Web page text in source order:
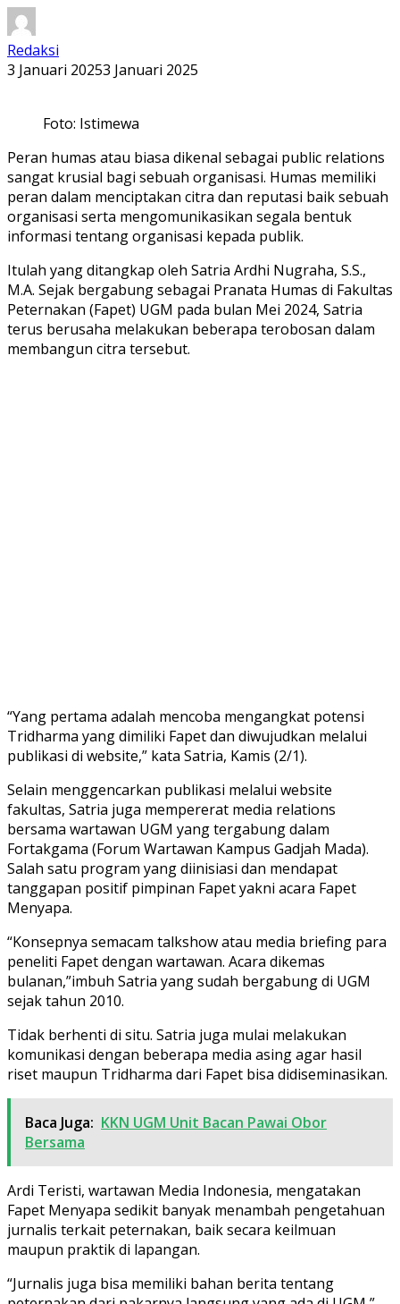
Redaksi
3 Januari 20253 Januari 2025
Foto: Istimewa
Peran humas atau biasa dikenal sebagai public relations
sangat krusial bagi sebuah organisasi. Humas memiliki
peran dalam menciptakan citra dan reputasi baik sebuah
organisasi serta mengomunikasikan segala bentuk
informasi tentang organisasi kepada publik.
Itulah yang ditangkap oleh Satria Ardhi Nugraha, S.S.,
M.A. Sejak bergabung sebagai Pranata Humas di Fakultas
Peternakan (Fapet) UGM pada bulan Mei 2024, Satria
terus berusaha melakukan beberapa terobosan dalam
membangun citra tersebut.
“Yang pertama adalah mencoba mengangkat potensi
Tridharma yang dimiliki Fapet dan diwujudkan melalui
publikasi di website,” kata Satria, Kamis (2/1).
Selain menggencarkan publikasi melalui website
fakultas, Satria juga mempererat media relations
bersama wartawan UGM yang tergabung dalam
Fortakgama (Forum Wartawan Kampus Gadjah Mada).
Salah satu program yang diinisiasi dan mendapat
tanggapan positif pimpinan Fapet yakni acara Fapet
Menyapa.
“Konsepnya semacam talkshow atau media briefing para
peneliti Fapet dengan wartawan. Acara dikemas
bulanan,”imbuh Satria yang sudah bergabung di UGM
sejak tahun 2010.
Tidak berhenti di situ. Satria juga mulai melakukan
komunikasi dengan beberapa media asing agar hasil
riset maupun Tridharma dari Fapet bisa didiseminasikan.
Baca Juga: KKN UGM Unit Bacan Pawai Obor
Bersama
Ardi Teristi, wartawan Media Indonesia, mengatakan
Fapet Menyapa sedikit banyak menambah pengetahuan
jurnalis terkait peternakan, baik secara keilmuan
maupun praktik di lapangan.
“Jurnalis juga bisa memiliki bahan berita tentang